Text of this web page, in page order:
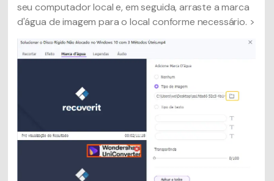
seu computador local e, em seguida, arraste a marca
d'água de imagem para o local conforme necessário. >